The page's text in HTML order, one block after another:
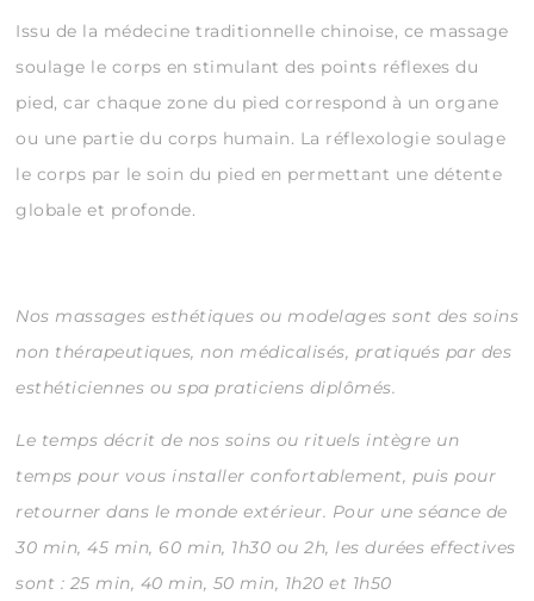
Issu de la médecine traditionnelle chinoise, ce massage
soulage le corps en stimulant des points réflexes du
pied, car chaque zone du pied correspond à un organe
ou une partie du corps humain. La réflexologie soulage
le corps par le soin du pied en permettant une détente
globale et profonde.
Nos massages esthétiques ou modelages sont des soins
non thérapeutiques, non médicalisés, pratiqués par des
esthéticiennes ou spa praticiens diplômés.
Le temps décrit de nos soins ou rituels intègre un
temps pour vous installer confortablement, puis pour
retourner dans le monde extérieur. Pour une séance de
30 min, 45 min, 60 min, 1h30 ou 2h, les durées effectives
sont : 25 min, 40 min, 50 min, 1h20 et 1h50